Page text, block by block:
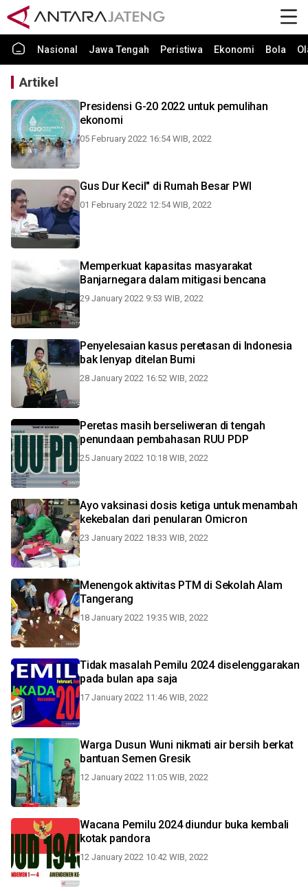
Nasional Jawa Tengah Peristiwa Ekonomi Bola
Artikel
Presidensi G-20 2022 untuk pemulihan
ekonomi
05 February 2022 16:54 WIB, 2022
Gus Dur Kecil" di Rumah Besar PWI
01 February 2022 12:54 WIB, 2022
Memperkuat kapasitas masyarakat
Banjarnegara dalam mitigasi bencana
29 January 2022 9:53 WIB, 2022
Penyelesaian kasus peretasan di Indonesia
bak lenyap ditelan Bumi
28 January 2022 16:52 WIB, 2022
Peretas masih berseliweran di tengah
penundaan pembahasan RUU PDP
25 January 2022 10:18 WIB, 2022
Ayo vaksinasi dosis ketiga untuk menambah
kekebalan dari penularan Omicron
23 January 2022 18:33 WIB, 2022
Menengok aktivitas PTM di Sekolah Alam
Tangerang
18 January 2022 19:35 WIB, 2022
Tidak masalah Pemilu 2024 diselenggarakan
pada bulan apa saja
17 January 2022 11:46 WIB, 2022
Warga Dusun Wuni nikmati air bersih berkat
bantuan Semen Gresik
12 January 2022 11:05 WIB, 2022
Wacana Pemilu 2024 diundur buka kembali
kotak pandora
12 January 2022 10:42 WIB, 2022